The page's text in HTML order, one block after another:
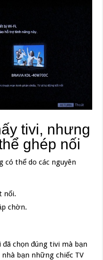
tivi, nhưng
ghép nối
có thể do các nguyên
nối.
chờn.
chọn đúng tivi mà bạn
bạn những chiếc TV